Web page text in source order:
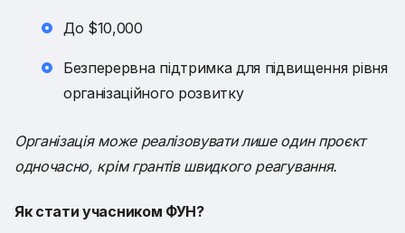
До $10,000
Безперервна підтримка для підвищення рівня
організаційного розвитку
Організація може реалізовувати лише один проєкт
одночасно, крім грантів швидкого реагування.
Як стати учасником ФУН?